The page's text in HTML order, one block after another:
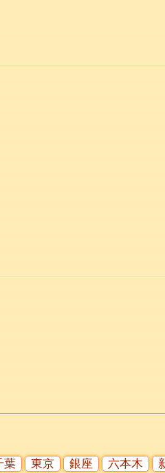
葉 東京 銀座 六本木